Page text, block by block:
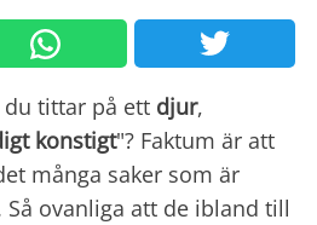
tittar på ett djur,
konstigt"? Faktum är att
många saker som är
ovanliga att de ibland till